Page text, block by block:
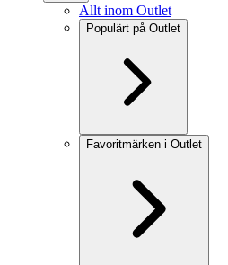
Allt inom Outlet
Populärt på Outlet
Favoritmärken i Outlet